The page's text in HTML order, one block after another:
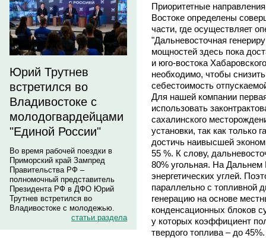
Юрий Трутнев
встретился во
Владивостоке с
молодогвардейцами
"Единой России"
Во время рабочей поездки в
Приморский край Зампред
Правительства РФ –
полномочный представитель
Президента РФ в ДФО Юрий
Трутнев встретился во
Владивостоке с молодежью.
статьи раздела
Приоритетные
Востоке определены
части, где осуществляет
"Дальневосточная
мощностей здесь пока
и юго-востока
необходимо, чтобы
себестоимость
Для нашей компании
использовать
сахалинского
установки, так как только
достичь наивысшей
55 %. К слову,
80% угольная. На
энергетических углей.
параллельно с топливной
генерацию на основе
конденсационных блоков
у которых коэффициент
твердого топлива – до 45%.